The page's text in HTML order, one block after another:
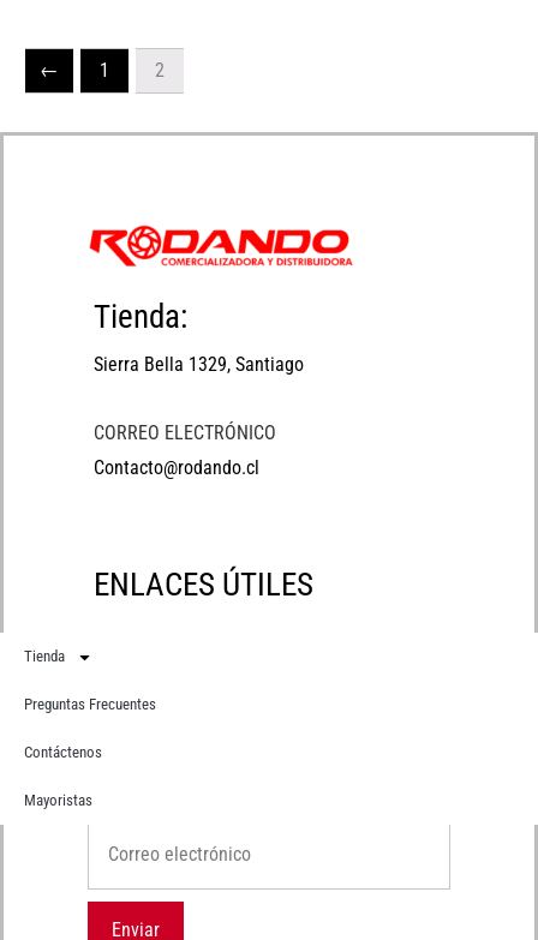
← 1 2
Tienda:
Sierra Bella 1329, Santiago
CORREO ELECTRÓNICO
Contacto@rodando.cl
ENLACES ÚTILES
Tienda
Preguntas Frecuentes
Contáctenos
Mayoristas
Suscríbete
Correo electrónico
Enviar